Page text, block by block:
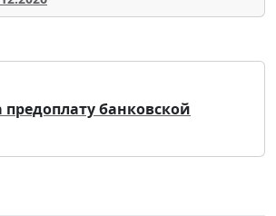
предоплату банковской